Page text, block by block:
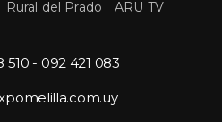
Rural del Prado ARU TV
510 - 092 421 083